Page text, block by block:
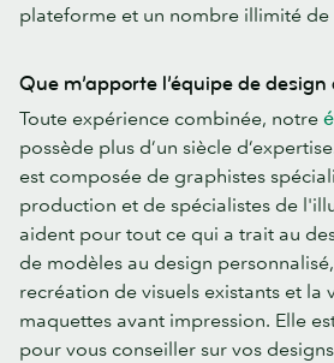
plateforme et un nombre illimité de
Que m’apporte l’équipe de
Toute expérience combinée, notre
possède plus d’un siècle
est composée de graphistes
production et de spécialistes de
aident pour tout ce qui a trait au
de modèles au design
recréation de visuels existants et la
maquettes avant impression. Elle
pour vous conseiller sur vos